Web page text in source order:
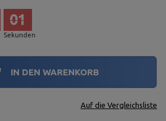
Sekunden
00
IN DEN WARENKORB
Auf die Vergleichsliste